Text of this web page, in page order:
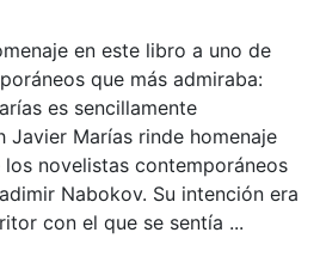
en este libro a uno de
que más admiraba:
es sencillamente
Javier Marías rinde homenaje
novelistas contemporáneos
Nabokov. Su intención era
con el que se sentía ...